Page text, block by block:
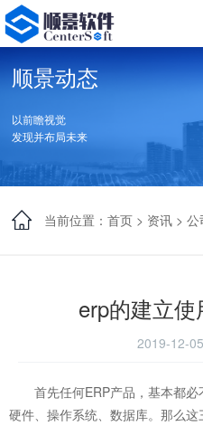
顺景动态
以前瞻视觉
发现并布局未来
当前位置：首页 > 资讯 >公
erp的建立
2019-12-05
首先任何ERP产品，基本都
硬件、操作系统、数据库。那么